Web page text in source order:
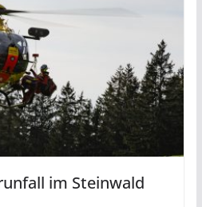
im Steinwald